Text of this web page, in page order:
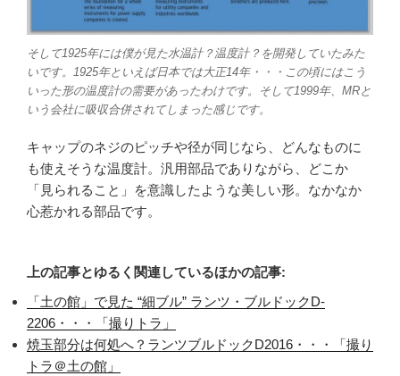
そして1925年には僕が見た水温計？温度計？を開発していたみた
いです。1925年といえば日本では大正14年・・・この頃にはこう
いった形の温度計の需要があったわけです。そして1999年、MRと
いう会社に吸収合併されてしまった感じです。
キャップのネジのピッチや径が同じなら、どんなものに
も使えそうな温度計。汎用部品でありながら、どこか
「見られること」を意識したような美しい形。なかなか
心惹かれる部品です。
上の記事とゆるく関連しているほかの記事:
「土の館」で見た “細ブル” ランツ・ブルドックD-
2206・・・「撮りトラ」
焼玉部分は何処へ？ランツブルドックD2016・・・「撮り
トラ＠土の館」